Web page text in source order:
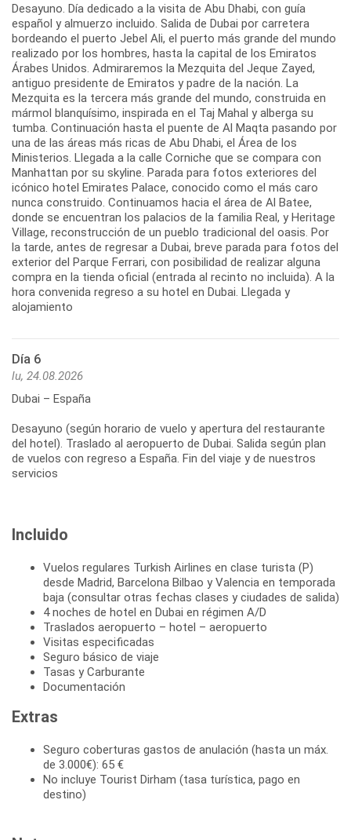
Desayuno. Día dedicado a la visita de Abu Dhabi, con guía
español y almuerzo incluido. Salida de Dubai por carretera
bordeando el puerto Jebel Ali, el puerto más grande del mundo
realizado por los hombres, hasta la capital de los Emiratos
Árabes Unidos. Admiraremos la Mezquita del Jeque Zayed,
antiguo presidente de Emiratos y padre de la nación. La
Mezquita es la tercera más grande del mundo, construida en
mármol blanquísimo, inspirada en el Taj Mahal y alberga su
tumba. Continuación hasta el puente de Al Maqta pasando por
una de las áreas más ricas de Abu Dhabi, el Área de los
Ministerios. Llegada a la calle Corniche que se compara con
Manhattan por su skyline. Parada para fotos exteriores del
icónico hotel Emirates Palace, conocido como el más caro
nunca construido. Continuamos hacia el área de Al Batee,
donde se encuentran los palacios de la familia Real, y Heritage
Village, reconstrucción de un pueblo tradicional del oasis. Por
la tarde, antes de regresar a Dubai, breve parada para fotos del
exterior del Parque Ferrari, con posibilidad de realizar alguna
compra en la tienda oficial (entrada al recinto no incluida). A la
hora convenida regreso a su hotel en Dubai. Llegada y
alojamiento
Día 6
lu, 24.08.2026
Dubai – España
Desayuno (según horario de vuelo y apertura del restaurante
del hotel). Traslado al aeropuerto de Dubai. Salida según plan
de vuelos con regreso a España. Fin del viaje y de nuestros
servicios
Incluido
Vuelos regulares Turkish Airlines en clase turista (P)
desde Madrid, Barcelona Bilbao y Valencia en temporada
baja (consultar otras fechas clases y ciudades de salida)
4 noches de hotel en Dubai en régimen A/D
Traslados aeropuerto – hotel – aeropuerto
Visitas especificadas
Seguro básico de viaje
Tasas y Carburante
Documentación
Extras
Seguro coberturas gastos de anulación (hasta un máx.
de 3.000€): 65 €
No incluye Tourist Dirham (tasa turística, pago en
destino)